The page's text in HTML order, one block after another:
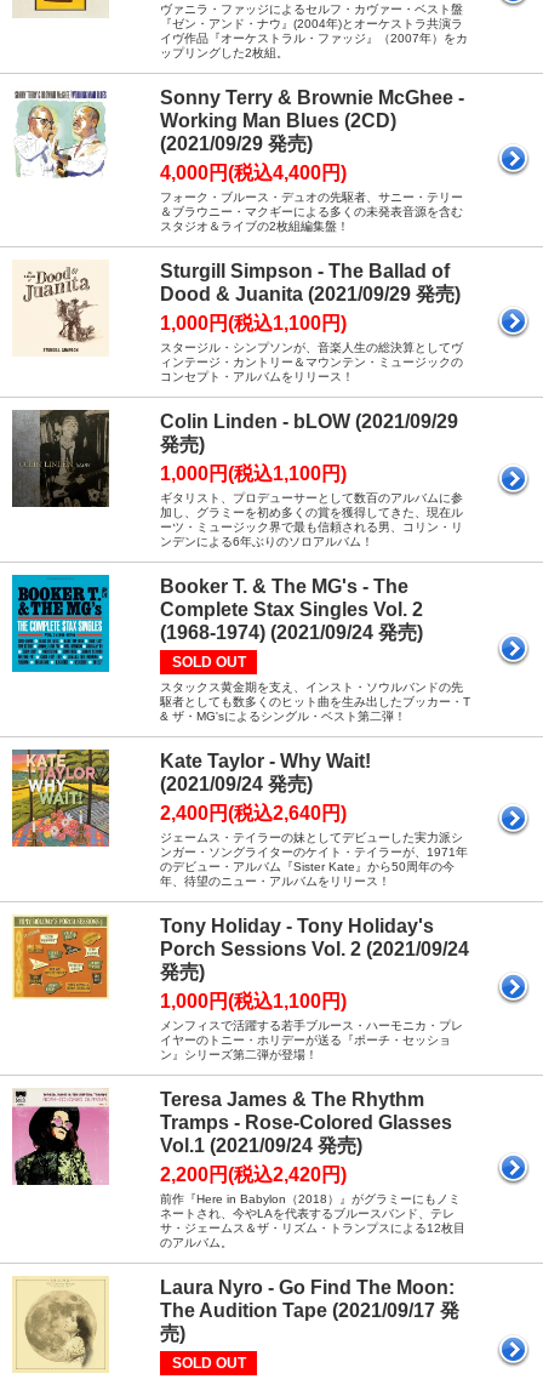
ヴァニラ・ファッジによるセルフ・カヴァー・ベスト盤
『ゼン・アンド・ナウ』(2004年)とオーケストラ共演ラ
イヴ作品『オーケストラル・ファッジ』（2007年）をカ
ップリングした2枚組。
Sonny Terry & Brownie McGhee -
Working Man Blues (2CD)
(2021/09/29 発売)
4,000円(税込4,400円)
フォーク・ブルース・デュオの先駆者、サニー・テリー
＆ブラウニー・マクギーによる多くの未発表音源を含む
スタジオ＆ライブの2枚組編集盤！
Sturgill Simpson - The Ballad of
Dood & Juanita (2021/09/29 発売)
1,000円(税込1,100円)
スタージル・シンプソンが、音楽人生の総決算としてヴ
ィンテージ・カントリー＆マウンテン・ミュージックの
コンセプト・アルバムをリリース！
Colin Linden - bLOW (2021/09/29
発売)
1,000円(税込1,100円)
ギタリスト、プロデューサーとして数百のアルバムに参
加し、グラミーを初め多くの賞を獲得してきた、現在ル
ーツ・ミュージック界で最も信頼される男、コリン・リ
ンデンによる6年ぶりのソロアルバム！
Booker T. & The MG's - The
Complete Stax Singles Vol. 2
(1968-1974) (2021/09/24 発売)
SOLD OUT
スタックス黄金期を支え、インスト・ソウルバンドの先
駆者としても数多くのヒット曲を生み出したブッカー・T
& ザ・MG'sによるシングル・ベスト第二弾！
Kate Taylor - Why Wait!
(2021/09/24 発売)
2,400円(税込2,640円)
ジェームス・テイラーの妹としてデビューした実力派シ
ンガー・ソングライターのケイト・テイラーが、1971年
のデビュー・アルバム『Sister Kate』から50周年の今
年、待望のニュー・アルバムをリリース！
Tony Holiday - Tony Holiday's
Porch Sessions Vol. 2 (2021/09/24
発売)
1,000円(税込1,100円)
メンフィスで活躍する若手ブルース・ハーモニカ・プレ
イヤーのトニー・ホリデーが送る『ポーチ・セッショ
ン』シリーズ第二弾が登場！
Teresa James & The Rhythm
Tramps - Rose-Colored Glasses
Vol.1 (2021/09/24 発売)
2,200円(税込2,420円)
前作『Here in Babylon（2018）』がグラミーにもノミ
ネートされ、今やLAを代表するブルースバンド、テレ
サ・ジェームス＆ザ・リズム・トランプスによる12枚目
のアルバム。
Laura Nyro - Go Find The Moon:
The Audition Tape (2021/09/17 発
売)
SOLD OUT